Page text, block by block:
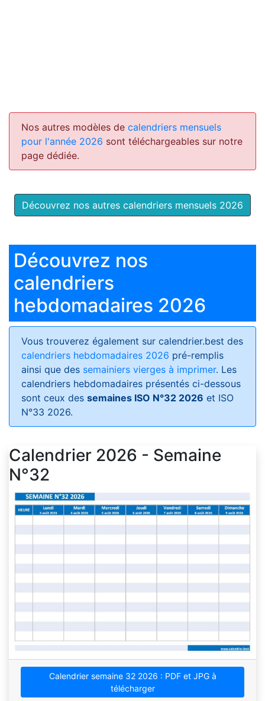
Nos autres modèles de calendriers mensuels
pour l'année 2026 sont téléchargeables sur notre
page dédiée.
Découvrez nos autres calendriers mensuels 2026
Découvrez nos
calendriers
hebdomadaires 2026
Vous trouverez également sur calendrier.best des
calendriers hebdomadaires 2026 pré-remplis
ainsi que des semainiers vierges à imprimer. Les
calendriers hebdomadaires présentés ci-dessous
sont ceux des semaines ISO N°32 2026 et ISO
N°33 2026.
Calendrier 2026 - Semaine
N°32
Calendrier semaine 32 2026 : PDF et JPG à
télécharger